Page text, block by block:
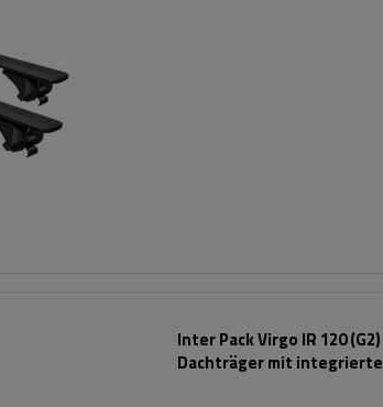
Inter Pack Virgo IR 120 (G2)
Dachträger mit